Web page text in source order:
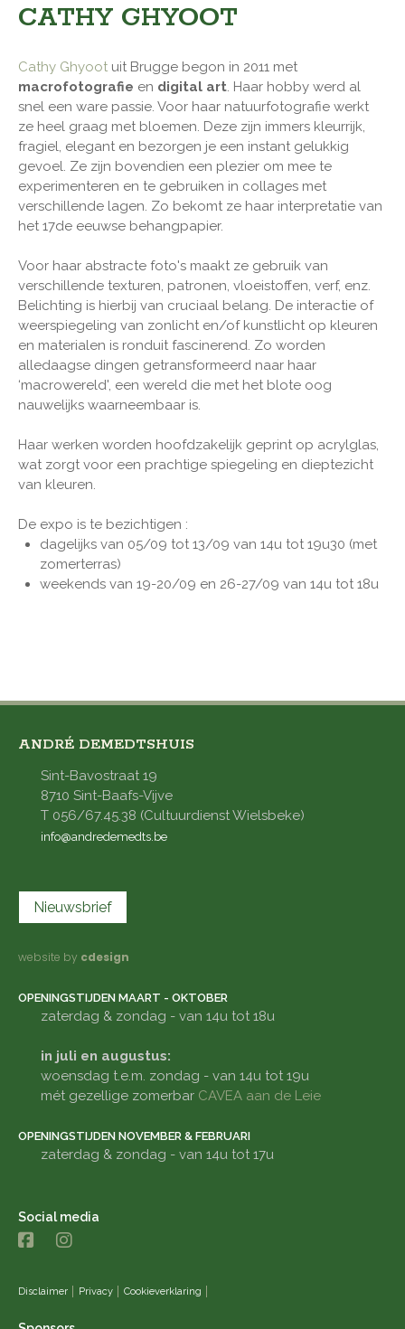
CATHY GHYOOT
Cathy Ghyoot uit Brugge begon in 2011 met
macrofotografie en digital art. Haar hobby werd al
snel een ware passie. Voor haar natuurfotografie werkt
ze heel graag met bloemen. Deze zijn immers kleurrijk,
fragiel, elegant en bezorgen je een instant gelukkig
gevoel. Ze zijn bovendien een plezier om mee te
experimenteren en te gebruiken in collages met
verschillende lagen. Zo bekomt ze haar interpretatie van
het 17de eeuwse behangpapier.
Voor haar abstracte foto's maakt ze gebruik van
verschillende texturen, patronen, vloeistoffen, verf, enz.
Belichting is hierbij van cruciaal belang. De interactie of
weerspiegeling van zonlicht en/of kunstlicht op kleuren
en materialen is ronduit fascinerend. Zo worden
alledaagse dingen getransformeerd naar haar
‘macrowereld', een wereld die met het blote oog
nauwelijks waarneembaar is.
Haar werken worden hoofdzakelijk geprint op acrylglas,
wat zorgt voor een prachtige spiegeling en dieptezicht
van kleuren.
De expo is te bezichtigen :
dagelijks van 05/09 tot 13/09 van 14u tot 19u30 (met
zomerterras)
weekends van 19-20/09 en 26-27/09 van 14u tot 18u
ANDRÉ DEMEDTSHUIS
Sint-Bavostraat 19
8710 Sint-Baafs-Vijve
T 056/67.45.38 (Cultuurdienst Wielsbeke)
info@andredemedts.be
Nieuwsbrief
website by cdesign
OPENINGSTIJDEN MAART - OKTOBER
zaterdag & zondag - van 14u tot 18u
in juli en augustus:
woensdag t.e.m. zondag - van 14u tot 19u
mét gezellige zomerbar CAVEA aan de Leie
OPENINGSTIJDEN NOVEMBER & FEBRUARI
zaterdag & zondag - van 14u tot 17u
Social media
Disclaimer Privacy Cookieverklaring